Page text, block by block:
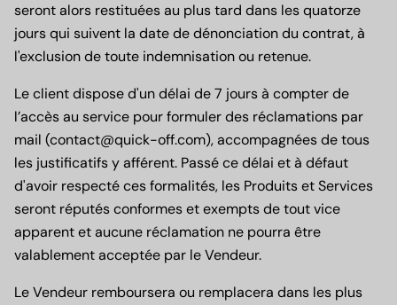
seront alors restituées au plus tard dans les quatorze
jours qui suivent la date de dénonciation du contrat, à
l'exclusion de toute indemnisation ou retenue.
Le client dispose d'un délai de7 joursà compter de
l’accès au service pour formuler des réclamations par
mail (contact@quick-off.com), accompagnées de tous
les justificatifs y afférent. Passé ce délai et à défaut
d'avoir respecté ces formalités, les Produits et Services
seront réputés conformes et exempts de tout vice
apparent et aucune réclamation ne pourra être
valablement acceptée par le Vendeur.
Le Vendeur remboursera ou remplacera dans les plus